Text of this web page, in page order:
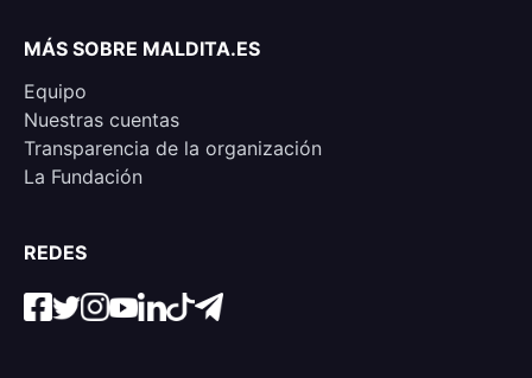
MÁS SOBRE MALDITA.ES
Equipo
Nuestras cuentas
Transparencia de la organización
La Fundación
REDES